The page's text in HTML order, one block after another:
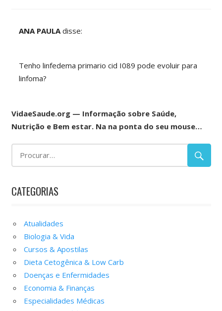
ANA PAULA disse:
Tenho linfedema primario cid I089 pode evoluir para
linfoma?
VidaeSaude.org — Informação sobre Saúde,
Nutrição e Bem estar. Na na ponta do seu mouse…
CATEGORIAS
Atualidades
Biologia & Vida
Cursos & Apostilas
Dieta Cetogênica & Low Carb
Doenças e Enfermidades
Economia & Finanças
Especialidades Médicas